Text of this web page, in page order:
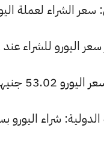
هو 53.08 جنيها، وسعر البيع هو
53.01 جنيها، وللبيع عند 53.47 جنيها.
و 53.49 للبيع.
بسعر 53.04 جنيها وبيعه بسعر 53.50